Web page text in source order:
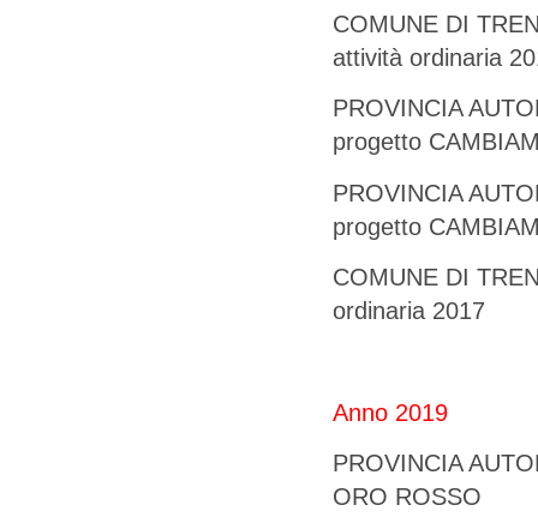
COMUNE DI
attività ordinaria
PROVINCIA
progetto
PROVINCIA
progetto
COMUNE DI
ordinaria 2017
Anno 2019
PROVINCIA
ORO ROSSO